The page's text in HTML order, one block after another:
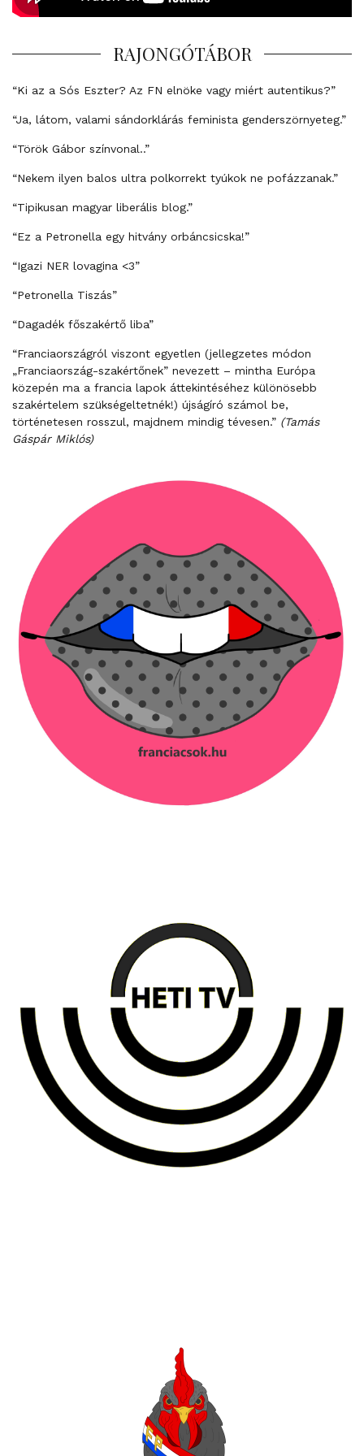
RAJONGÓTÁBOR
“Ki az a Sós Eszter? Az FN elnöke vagy miért autentikus?”
“Ja, látom, valami sándorklárás feminista genderszörnyeteg.”
“Török Gábor színvonal..”
“Nekem ilyen balos ultra polkorrekt tyúkok ne pofázzanak.”
“Tipikusan magyar liberális blog.”
“Ez a Petronella egy hitvány orbáncsicska!”
“Igazi NER lovagina <3”
“Petronella Tiszás”
“Dagadék főszakértő liba”
“Franciaországról viszont egyetlen (jellegzetes módon
„Franciaország-szakértőnek” nevezett – mintha Európa
közepén ma a francia lapok áttekintéséhez különösebb
szakértelem szükségeltetnék!) újságíró számol be,
történetesen rosszul, majdnem mindig tévesen.” (Tamás
Gáspár Miklós)